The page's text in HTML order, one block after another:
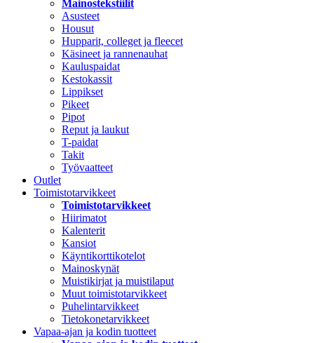
Mainostekstiilit
Asusteet
Housut
Hupparit, colleget ja fleecet
Käsineet ja rannenauhat
Kauluspaidat
Kestokassit
Lippikset
Pikeet
Pipot
Reput ja laukut
T-paidat
Takit
Työvaatteet
Outlet
Toimistotarvikkeet
Toimistotarvikkeet
Hiirimatot
Kalenterit
Kansiot
Käyntikorttikotelot
Mainoskynät
Muistikirjat ja muistilaput
Muut toimistotarvikkeet
Puhelintarvikkeet
Tietokonetarvikkeet
Vapaa-ajan ja kodin tuotteet